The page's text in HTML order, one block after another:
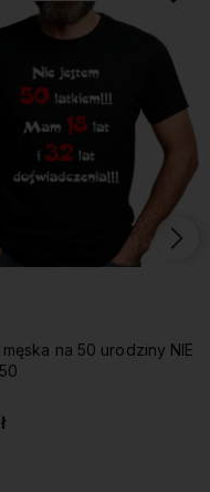
na 50 urodziny NIE